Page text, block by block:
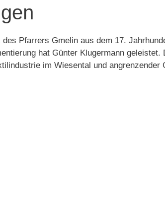
Pfarrers Gmelin aus dem 17.
hat Günter Klugermann geleistet.
im Wiesental und angrenzender